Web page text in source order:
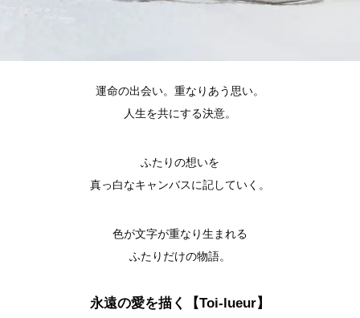
運命の出会い。重なりあう思い。
人生を共にする決意。
ふたりの想いを
真っ白なキャンバスに記していく。
色が文字が重なり生まれる
ふたりだけの物語。
永遠の愛を描く【Toi-lueur】